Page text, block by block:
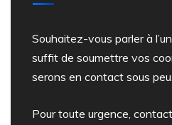
Souhaitez-vous parler à
suffit de soumettre vos
serons en contact sous peu.
Pour toute urgence,